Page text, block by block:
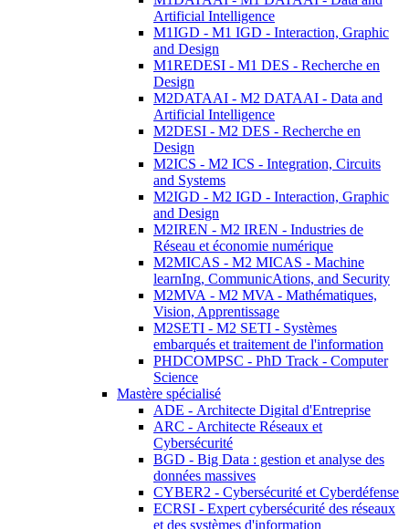
Artificial Intelligence
M1IGD - M1 IGD - Interaction, Graphic
and Design
M1REDESI - M1 DES - Recherche en
Design
M2DATAAI - M2 DATAAI - Data and
Artificial Intelligence
M2DESI - M2 DES - Recherche en
Design
M2ICS - M2 ICS - Integration, Circuits
and Systems
M2IGD - M2 IGD - Interaction, Graphic
and Design
M2IREN - M2 IREN - Industries de
Réseau et économie numérique
M2MICAS - M2 MICAS - Machine
learnIng, CommunicAtions, and Security
M2MVA - M2 MVA - Mathématiques,
Vision, Apprentissage
M2SETI - M2 SETI - Systèmes
embarqués et traitement de l'information
PHDCOMPSC - PhD Track - Computer
Science
Mastère spécialisé
ADE - Architecte Digital d'Entreprise
ARC - Architecte Réseaux et
Cybersécurité
BGD - Big Data : gestion et analyse des
données massives
CYBER2 - Cybersécurité et Cyberdéfense
ECRSI - Expert cybersécurité des réseaux
et des systèmes d'information